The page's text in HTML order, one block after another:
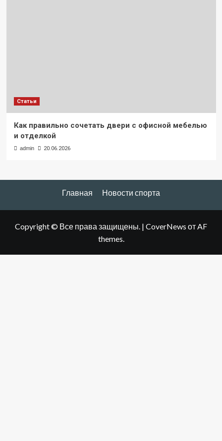
Статьи
Как правильно сочетать двери с офисной мебелью
и отделкой
admin 20.06.2026
Главная Новости спорта
Copyright © Все права защищены. | CoverNews от AF
themes.